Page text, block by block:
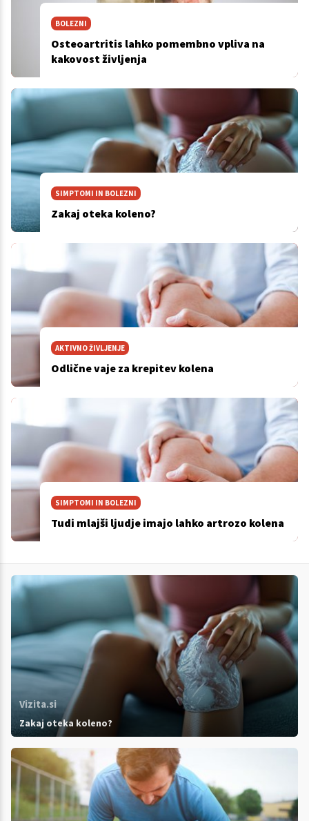
BOLEZNI
Osteoartritis lahko pomembno vpliva na
kakovost življenja
SIMPTOMI IN BOLEZNI
Zakaj oteka koleno?
AKTIVNO ŽIVLJENJE
Odlične vaje za krepitev kolena
SIMPTOMI IN BOLEZNI
Tudi mlajši ljudje imajo lahko artrozo kolena
Vizita.si
Zakaj oteka koleno?